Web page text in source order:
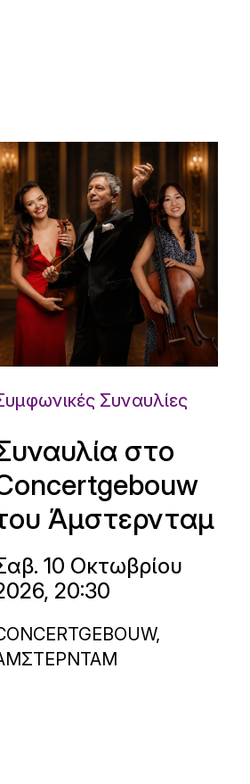
Συναυλίες
στο
Άμστερνταμ
10 Οκτωβρίου
20:30